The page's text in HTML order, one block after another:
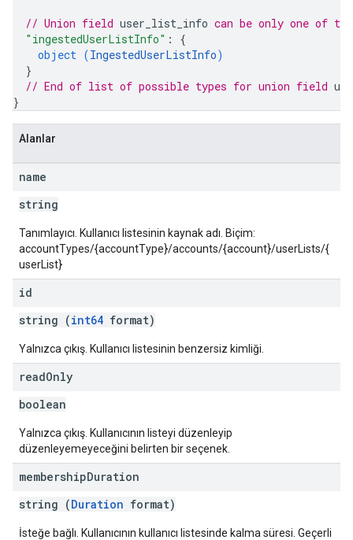
// Union field user_list_info can be only one of
"ingestedUserListInfo" : {
object (IngestedUserListInfo)
}
// End of list of possible types for union field
}
Alanlar
name
string
Tanımlayıcı. Kullanıcı listesinin kaynak adı. Biçim:
accountTypes/{accountType}/accounts/{account}/userLists/{
userList}
id
string (int64 format)
Yalnızca çıkış. Kullanıcı listesinin benzersiz kimliği.
readOnly
boolean
Yalnızca çıkış. Kullanıcının listeyi düzenleyip
düzenleyemeyeceğini belirten bir seçenek.
membershipDuration
string (Duration format)
İsteğe bağlı. Kullanıcının kullanıcı listesinde kalma süresi. Geçerli